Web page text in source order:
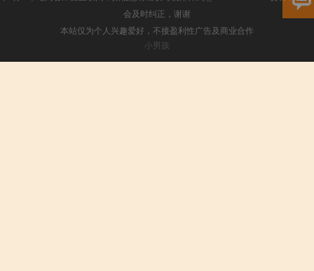
会及时纠正，谢谢
本站仅为个人兴趣爱好，不接盈利性广告及商业合作
小男孩